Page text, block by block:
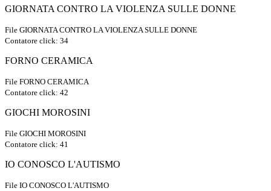
GIORNATA CONTRO LA VIOLENZA SULLE DONNE
File GIORNATA CONTRO LA VIOLENZA SULLE DONNE
Contatore click: 34
FORNO CERAMICA
File FORNO CERAMICA
Contatore click: 42
GIOCHI MOROSINI
File GIOCHI MOROSINI
Contatore click: 41
IO CONOSCO L'AUTISMO
File IO CONOSCO L'AUTISMO